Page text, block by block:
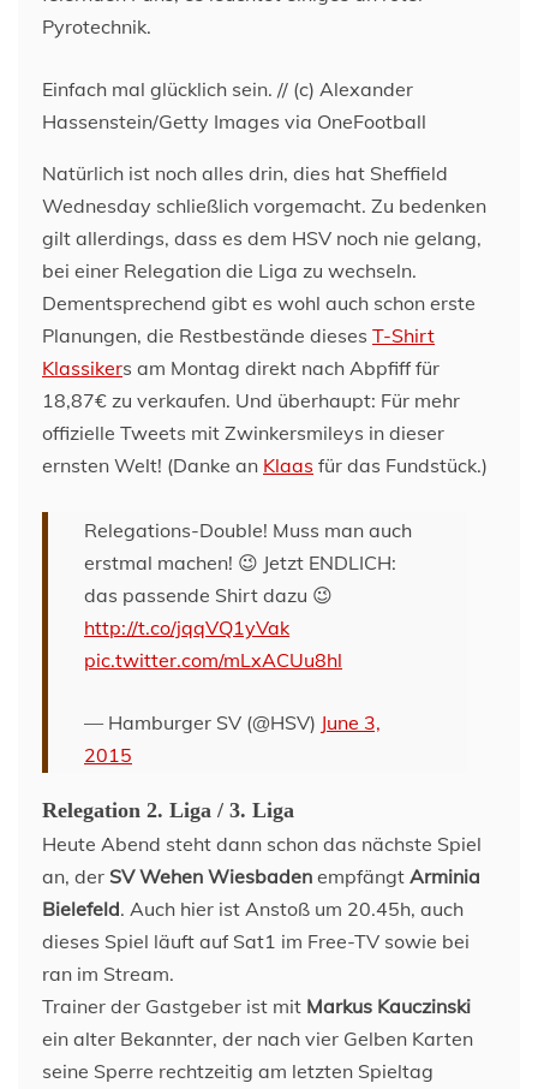
Einfach mal glücklich sein. // (c) Alexander
Hassenstein/Getty Images via OneFootball
Natürlich ist noch alles drin, dies hat Sheffield
Wednesday schließlich vorgemacht. Zu bedenken
gilt allerdings, dass es dem HSV noch nie gelang,
bei einer Relegation die Liga zu wechseln.
Dementsprechend gibt es wohl auch schon erste
Planungen, die Restbestände dieses T-Shirt
Klassikers am Montag direkt nach Abpfiff für
18,87€ zu verkaufen. Und überhaupt: Für mehr
offizielle Tweets mit Zwinkersmileys in dieser
ernsten Welt! (Danke an Klaas für das Fundstück.)
Relegations-Double! Muss man auch
erstmal machen! 😉 Jetzt ENDLICH:
das passende Shirt dazu 😉
http://t.co/jqqVQ1yVak
pic.twitter.com/mLxACUu8hl
— Hamburger SV (@HSV) June 3,
2015
Relegation 2. Liga / 3. Liga
Heute Abend steht dann schon das nächste Spiel
an, der SV Wehen Wiesbaden empfängt Arminia
Bielefeld. Auch hier ist Anstoß um 20.45h, auch
dieses Spiel läuft auf Sat1 im Free-TV sowie bei
ran im Stream.
Trainer der Gastgeber ist mit Markus Kauczinski
ein alter Bekannter, der nach vier Gelben Karten
seine Sperre rechtzeitig am letzten Spieltag